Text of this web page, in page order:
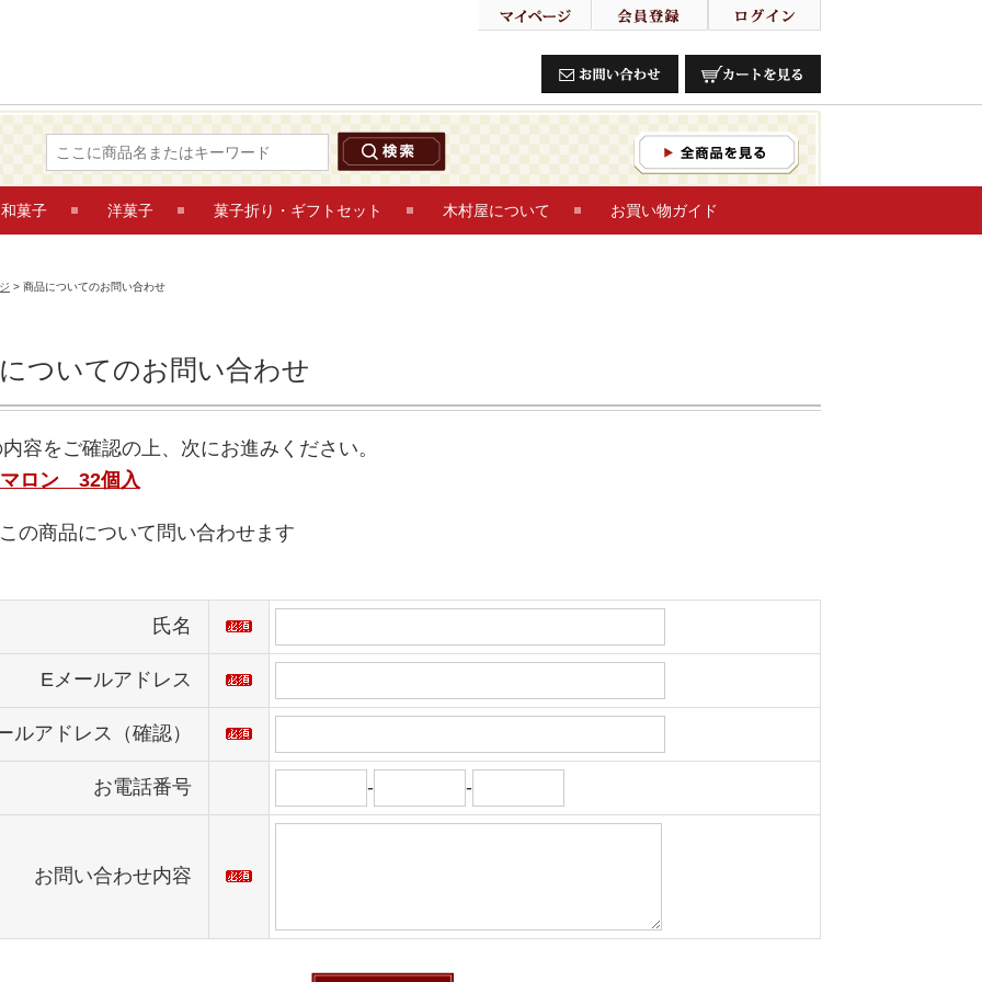
和菓子 洋菓子 菓子折り・ギフトセット 木村屋について お買い物ガイド
> 商品についてのお問い合わせ
ついてのお問い合わせ
容をご確認の上、次にお進みください。
マロン 32個入
この商品について問い合わせます
氏名
Eメールアドレス
ルアドレス（確認）
お電話番号 - -
お問い合わせ内容